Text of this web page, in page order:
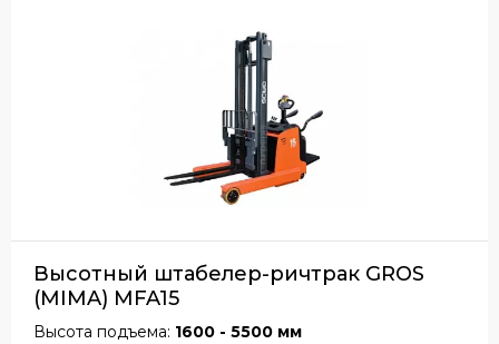
Высотный штабелер-ричтрак GROS
(MIMA) MFA15
Высота подъема: 1600 - 5500 мм